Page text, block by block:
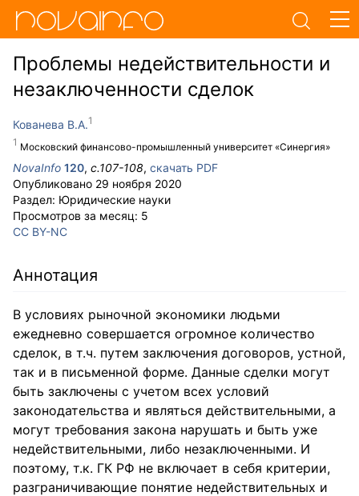
Проблемы недействительности и
незаключенности сделок
Кованева В.А.
Московский финансово-промышленный университет «Синергия»
NovaInfo 120, с.107-108, скачать PDF
Опубликовано 29 ноября 2020
Раздел: Юридические науки
Просмотров за месяц: 5
CC BY-NC
Аннотация
В условиях рыночной экономики людьми
ежедневно совершается огромное количество
сделок, в т.ч. путем заключения договоров, устной,
так и в письменной форме. Данные сделки могут
быть заключены с учетом всех условий
законодательства и являться действительными, а
могут требования закона нарушать и быть уже
недействительными, либо незаключенными. И
поэтому, т.к. ГК РФ не включает в себя критерии,
разграничивающие понятие недействительных и